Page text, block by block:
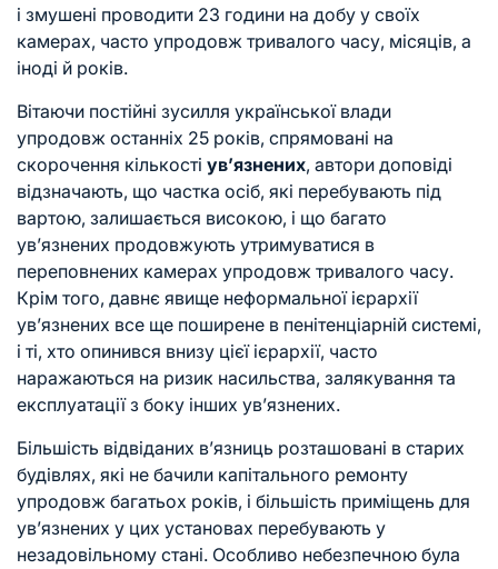
і змушені проводити 23 години на добу у своїх
камерах, часто упродовж тривалого часу, місяців, а
іноді й років.
Вітаючи постійні зусилля української влади
упродовж останніх 25 років, спрямовані на
скорочення кількості ув’язнених, автори доповіді
відзначають, що частка осіб, які перебувають під
вартою, залишається високою, і що багато
ув’язнених продовжують утримуватися в
переповнених камерах упродовж тривалого часу.
Крім того, давнє явище неформальної ієрархії
ув’язнених все ще поширене в пенітенціарній системі,
і ті, хто опинився внизу цієї ієрархії, часто
наражаються на ризик насильства, залякування та
експлуатації з боку інших ув’язнених.
Більшість відвіданих в’язниць розташовані в старих
будівлях, які не бачили капітального ремонту
упродовж багатьох років, і більшість приміщень для
ув’язнених у цих установах перебувають у
незадовільному стані. Особливо небезпечною була